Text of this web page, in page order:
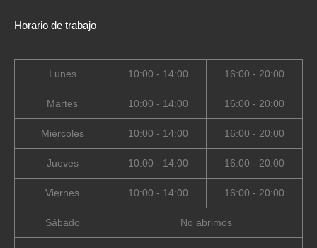
Horario de trabajo
Lunes 10:00 - 14:00 16:00 - 20:00
Martes 10:00 - 14:00 16:00 - 20:00
Miércoles 10:00 - 14:00 16:00 - 20:00
Jueves 10:00 - 14:00 16:00 - 20:00
Viernes 10:00 - 14:00 16:00 - 20:00
Sábado No abrimos